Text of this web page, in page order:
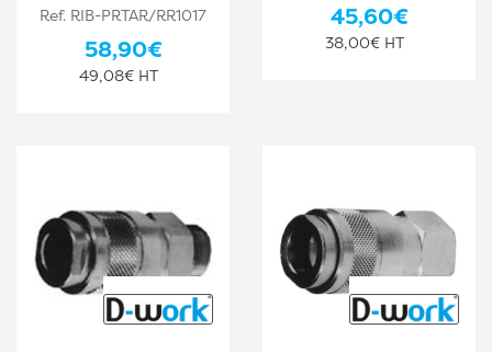
Ref. RIB-PRTAR/RR1017
58,90€
49,08€ HT
45,60€
38,00€ HT